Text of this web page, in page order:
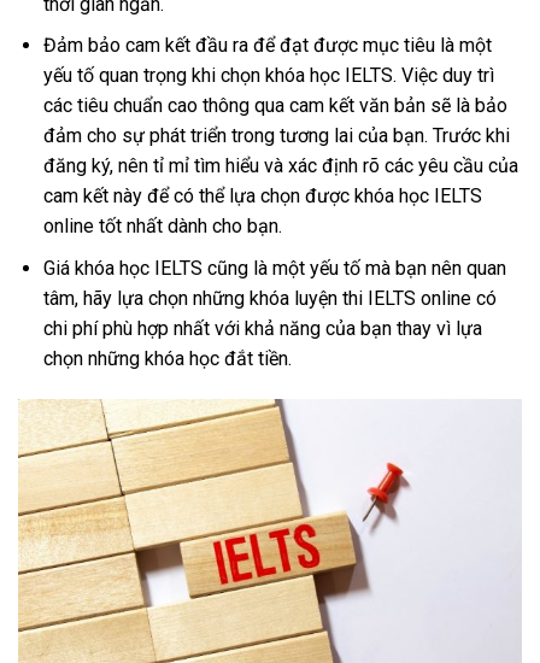
Đảm bảo cam kết đầu ra để đạt được mục tiêu là một
yếu tố quan trọng khi chọn khóa học IELTS. Việc duy trì
các tiêu chuẩn cao thông qua cam kết văn bản sẽ là bảo
đảm cho sự phát triển trong tương lai của bạn. Trước khi
đăng ký, nên tỉ mỉ tìm hiểu và xác định rõ các yêu cầu của
cam kết này để có thể lựa chọn được khóa học IELTS
online tốt nhất dành cho bạn.
Giá khóa học IELTS cũng là một yếu tố mà bạn nên quan
tâm, hãy lựa chọn những khóa luyện thi IELTS online có
chi phí phù hợp nhất với khả năng của bạn thay vì lựa
chọn những khóa học đắt tiền.